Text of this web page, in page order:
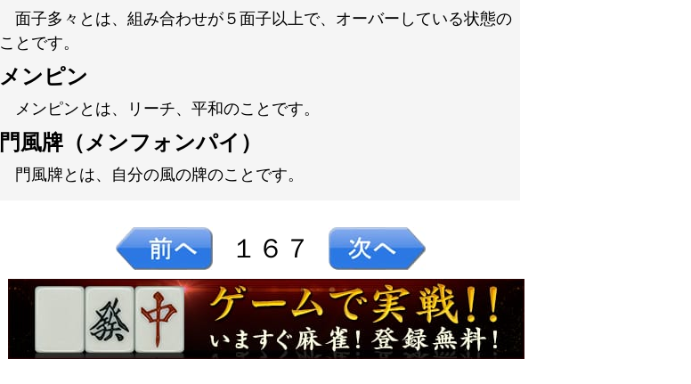
面子多々とは、組み合わせが５面子以上で、オーバーしている状態の
ことです。
メンピン
メンピンとは、リーチ、平和のことです。
門風牌（メンフォンパイ）
門風牌とは、自分の風の牌のことです。
１６７